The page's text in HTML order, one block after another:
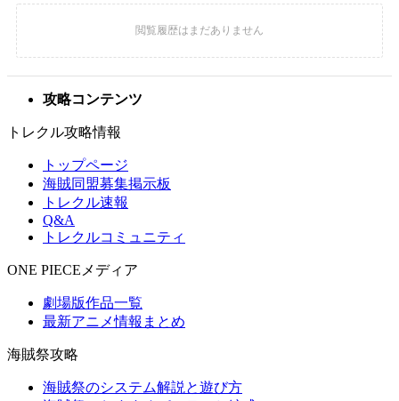
攻略コンテンツ
トレクル攻略情報
トップページ
海賊同盟募集掲示板
トレクル速報
Q&A
トレクルコミュニティ
ONE PIECEメディア
劇場版作品一覧
最新アニメ情報まとめ
海賊祭攻略
海賊祭のシステム解説と遊び方